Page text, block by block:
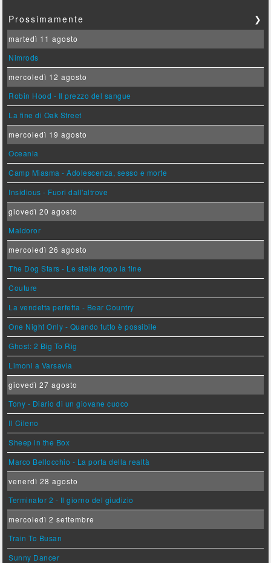
Prossimamente ❯
martedì 11 agosto
Nimrods
mercoledì 12 agosto
Robin Hood - Il prezzo del sangue
La fine di Oak Street
mercoledì 19 agosto
Oceania
Camp Miasma - Adolescenza, sesso e morte
Insidious - Fuori dall'altrove
giovedì 20 agosto
Maldoror
mercoledì 26 agosto
The Dog Stars - Le stelle dopo la fine
Couture
La vendetta perfetta - Bear Country
One Night Only - Quando tutto è possibile
Ghost: 2 Big To Rig
Limoni a Varsavia
giovedì 27 agosto
Tony - Diario di un giovane cuoco
Il Cileno
Sheep in the Box
Marco Bellocchio - La porta della realtà
venerdì 28 agosto
Terminator 2 - Il giorno del giudizio
mercoledì 2 settembre
Train To Busan
Sunny Dancer